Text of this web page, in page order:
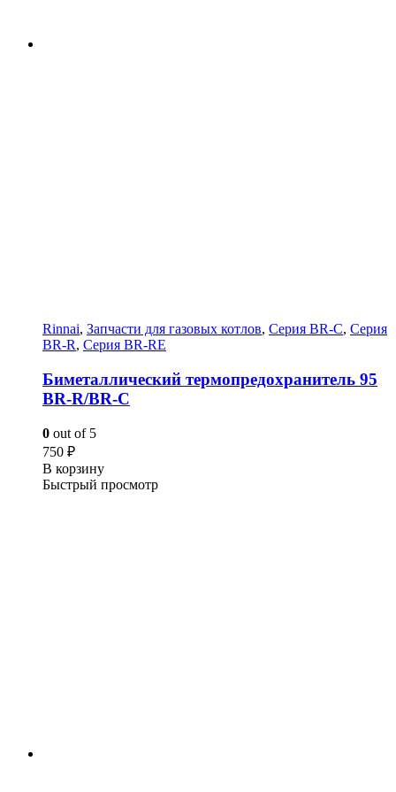
Rinnai, Запчасти для газовых котлов, Серия BR-C, Серия
BR-R, Серия BR-RE
Биметаллический термопредохранитель 95
BR-R/BR-C
0 out of 5
750 ₽
В корзину
Быстрый просмотр